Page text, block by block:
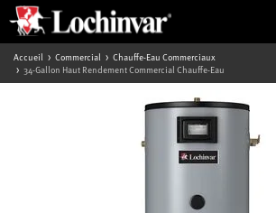
Accueil Commercial
Chauffe-Eau Commerciaux
34-Gallon Haut Rendement Commercial Chauffe-Eau